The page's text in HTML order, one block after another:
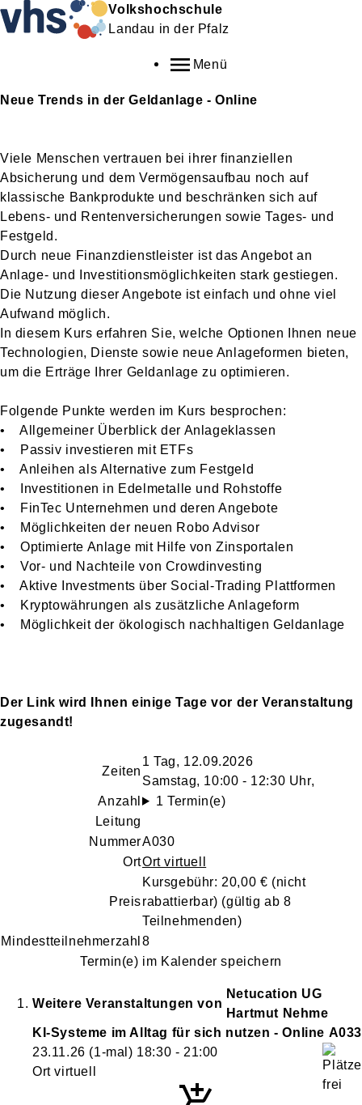
Volkshochschule
Landau in der Pfalz
Menü
Neue Trends in der Geldanlage - Online
Viele Menschen vertrauen bei ihrer finanziellen
Absicherung und dem Vermögensaufbau noch auf
klassische Bankprodukte und beschränken sich auf
Lebens- und Rentenversicherungen sowie Tages- und
Festgeld.
Durch neue Finanzdienstleister ist das Angebot an
Anlage- und Investitionsmöglichkeiten stark gestiegen.
Die Nutzung dieser Angebote ist einfach und ohne viel
Aufwand möglich.
In diesem Kurs erfahren Sie, welche Optionen Ihnen neue
Technologien, Dienste sowie neue Anlageformen bieten,
um die Erträge Ihrer Geldanlage zu optimieren.
Folgende Punkte werden im Kurs besprochen:
• Allgemeiner Überblick der Anlageklassen
• Passiv investieren mit ETFs
• Anleihen als Alternative zum Festgeld
• Investitionen in Edelmetalle und Rohstoffe
• FinTec Unternehmen und deren Angebote
• Möglichkeiten der neuen Robo Advisor
• Optimierte Anlage mit Hilfe von Zinsportalen
• Vor- und Nachteile von Crowdinvesting
• Aktive Investments über Social-Trading Plattformen
• Kryptowährungen als zusätzliche Anlageform
• Möglichkeit der ökologisch nachhaltigen Geldanlage
Der Link wird Ihnen einige Tage vor der Veranstaltung
zugesandt!
Zeiten
1 Tag, 12.09.2026
Samstag, 10:00 - 12:30 Uhr,
Anzahl
1 Termin(e)
Leitung
NummerA030
OrtOrt virtuell
Preis
Kursgebühr: 20,00 € (nicht
rabattierbar) (gültig ab 8
Teilnehmenden)
Mindestteilnehmerzahl 8
Termin(e) im Kalender speichern
Weitere Veranstaltungen von
Netucation UG
Hartmut Nehme
KI-Systeme im Alltag für sich nutzen - Online A033
23.11.26 (1-mal) 18:30 - 21:00
Ort virtuell